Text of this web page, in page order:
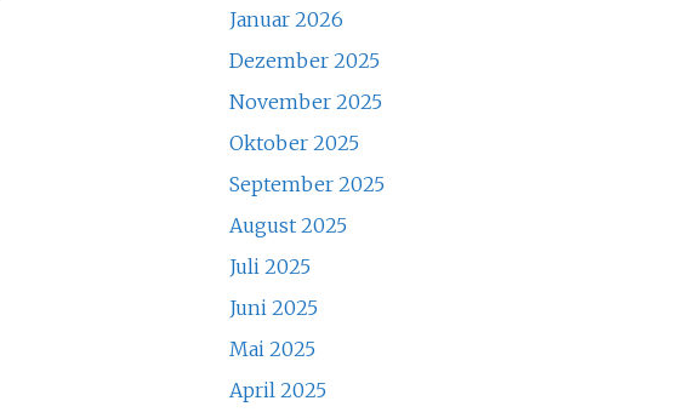
Januar 2026
Dezember 2025
November 2025
Oktober 2025
September 2025
August 2025
Juli 2025
Juni 2025
Mai 2025
April 2025